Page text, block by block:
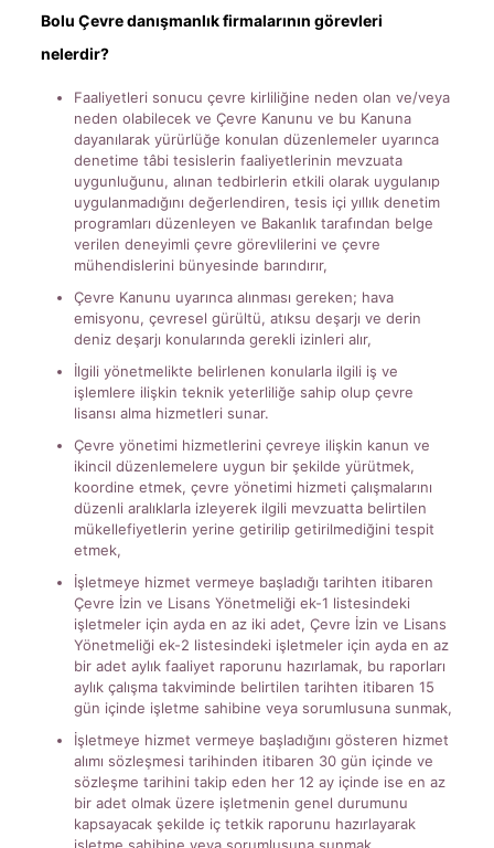
Bolu Çevre danışmanlık firmalarının görevleri
nelerdir?
Faaliyetleri sonucu çevre kirliliğine neden olan ve/veya
neden olabilecek ve Çevre Kanunu ve bu Kanuna
dayanılarak yürürlüğe konulan düzenlemeler uyarınca
denetime tâbi tesislerin faaliyetlerinin mevzuata
uygunluğunu, alınan tedbirlerin etkili olarak uygulanıp
uygulanmadığını değerlendiren, tesis içi yıllık denetim
programları düzenleyen ve Bakanlık tarafından belge
verilen deneyimli çevre görevlilerini ve çevre
mühendislerini bünyesinde barındırır,
Çevre Kanunu uyarınca alınması gereken; hava
emisyonu, çevresel gürültü, atıksu deşarjı ve derin
deniz deşarjı konularında gerekli izinleri alır,
İlgili yönetmelikte belirlenen konularla ilgili iş ve
işlemlere ilişkin teknik yeterliliğe sahip olup çevre
lisansı alma hizmetleri sunar.
Çevre yönetimi hizmetlerini çevreye ilişkin kanun ve
ikincil düzenlemelere uygun bir şekilde yürütmek,
koordine etmek, çevre yönetimi hizmeti çalışmalarını
düzenli aralıklarla izleyerek ilgili mevzuatta belirtilen
mükellefiyetlerin yerine getirilip getirilmediğini tespit
etmek,
İşletmeye hizmet vermeye başladığı tarihten itibaren
Çevre İzin ve Lisans Yönetmeliği ek-1 listesindeki
işletmeler için ayda en az iki adet, Çevre İzin ve Lisans
Yönetmeliği ek-2 listesindeki işletmeler için ayda en az
bir adet aylık faaliyet raporunu hazırlamak, bu raporları
aylık çalışma takviminde belirtilen tarihten itibaren 15
gün içinde işletme sahibine veya sorumlusuna sunmak,
İşletmeye hizmet vermeye başladığını gösteren hizmet
alımı sözleşmesi tarihinden itibaren 30 gün içinde ve
sözleşme tarihini takip eden her 12 ay içinde ise en az
bir adet olmak üzere işletmenin genel durumunu
kapsayacak şekilde iç tetkik raporunu hazırlayarak